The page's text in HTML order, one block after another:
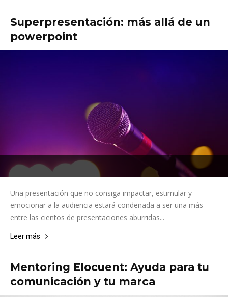
Superpresentación: más allá de un
powerpoint
Una presentación que no consiga impactar, estimular y
emocionar a la audiencia estará condenada a ser una más
entre las cientos de presentaciones aburridas...
Leer más
Mentoring Elocuent: Ayuda para tu
comunicación y tu marca